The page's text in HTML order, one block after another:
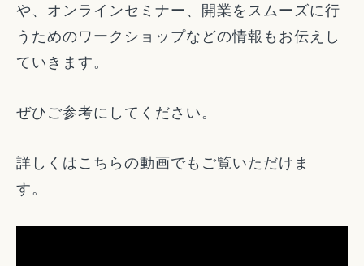
や、オンラインセミナー、開業をスムーズに行
うためのワークショップなどの情報もお伝えし
ていきます。
ぜひご参考にしてください。
詳しくはこちらの動画でもご覧いただけま
す。